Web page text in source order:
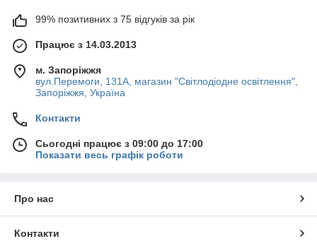
99% позитивних з 75 відгуків за рік
Працює з 14.03.2013
м. Запоріжжя
вул.Перемоги, 131А, магазин "Світлодіодне освітлення",
Запоріжжя, Україна
Контакти
Сьогодні працює з 09:00 до 17:00
Показати весь графік роботи
Про нас
Контакти